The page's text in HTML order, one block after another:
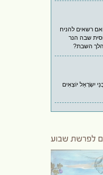
רשאים להניח
שבה הנר
השבת?
יִשְׂרָאֵל יוֹצְאִים